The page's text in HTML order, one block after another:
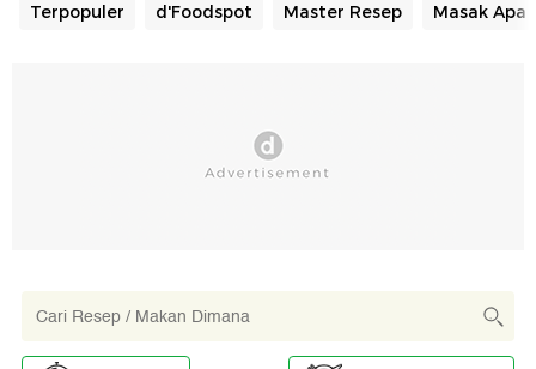
Terpopuler d'Foodspot Master Resep Masak Apa